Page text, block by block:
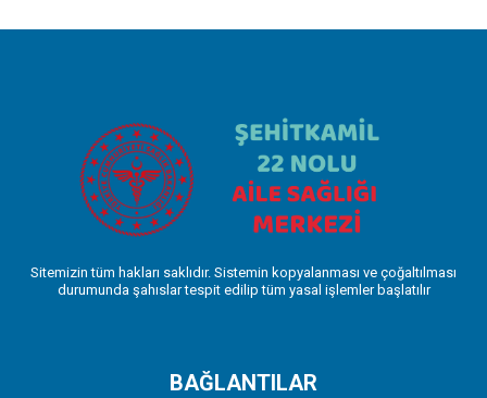
Sitemizin tüm hakları saklıdır. Sistemin kopyalanması ve çoğaltılması
durumunda şahıslar tespit edilip tüm yasal işlemler başlatılır
BAĞLANTILAR